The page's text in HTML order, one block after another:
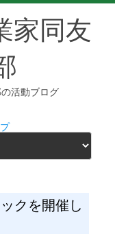
家同友
活動ブログ
クを開催し